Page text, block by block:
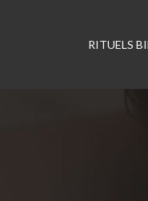
RITUELS